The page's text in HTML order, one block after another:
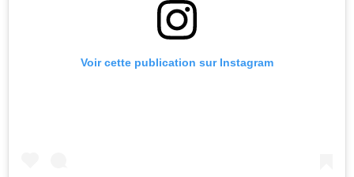
Voir cette publication sur Instagram